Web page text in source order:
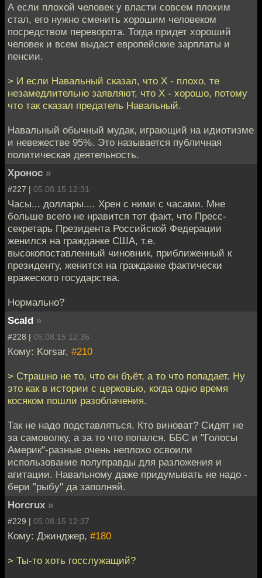
А если плохой человек у власти совсем плохим
стал, его нужно сменить хорошим человеком
посредством переворота. Тогда придет хороший
человек и всем выдаст европейские зарплаты и
пенсии.
> И если Навальный сказал, что X - плохо, те
незамедлительно заявляют, что X - хорошо, потому
что так сказал предатель Навальный.
Навальный обычный мудак, играющий на идиотизме
и невежестве 95%. Это называется публичная
политическая деятельность.
Хронос »
#227 | 05.08.15 12:31
Часы... доллары.... Хрен с ними с часами. Мне
больше всего не нравится тот факт, что Пресс-
секретарь Президента Российской Федерации
женился на гражданке США, т.е.
высокопоставленный чиновник, приближенный к
президенту, женится на гражданке фактически
вражеского государства.
Нормально?
Scald »
#228 | 05.08.15 12:36
Кому: Korsar, #210
> Страшно не то, что он бъёт, а то что попадает. Ну
это как в истории с церковью, когда одно время
косяком пошли разоблачения.
Так не надо подставляться. Кто виноват? Сидят не
за самоволку, а за то что попался. ББС и "Голосы
Америк"-разные очень неплохо освоили
использование полуправды для разложения и
агитации. Навальному даже придумывать не надо -
бери "рыбу" да заполняй.
Horcrux »
#229 | 05.08.15 12:37
Кому: Джинджер, #180
> Ты-то хоть госслужащий?